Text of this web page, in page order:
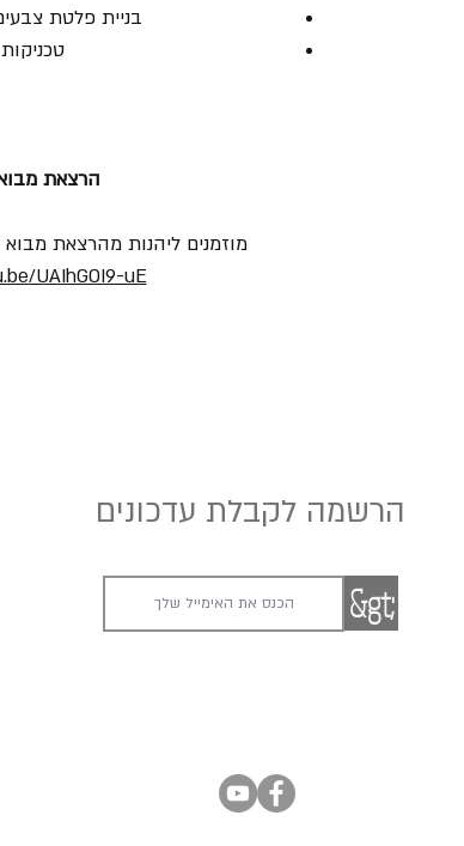
בניית פלטת
הרצאת
מוזמנים ליהנות מהרצאת מבוא
UAIhGOI9-uE
הרשמה לקבלת עדכונים
&gt;